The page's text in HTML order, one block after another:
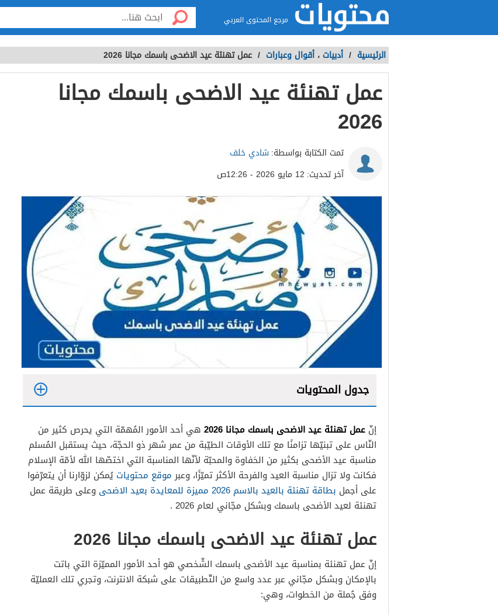
مرجع المحتوى العربي
الرئيسية / أدبيات ، أقوال وعبارات / عمل تهنئة عيد الاضحى باسمك مجانا 2026
عمل تهنئة عيد الاضحى باسمك مجانا
2026
تمت الكتابة بواسطة:شادي خلف
آخر تحديث: 12 مايو 2026 - 12:26ص
جدول المحتويات
إنّ عمل تهنئة عيد الاضحى باسمك مجانا 2026
هي أحد الأمور المُهمّة التي يحرص كثير من
النّاس على تبنيّها تزامنًا مع تلك الأوقات الطيّبة من عمر شهر ذو الحجّة، حيث يستقبل المُسلم
مناسبة عيد الأضحى بكثير من الحَفاوة والمحبّة لأنّها المناسبة التي اختصّها الله لأمّة الإسلام
فكانت ولا تزال مناسبة العيد والفرحة الأكثر تميّزًا، وعبرموقع محتويات يُمكن لزوّارنا أن يتعرّفوا
على أجمل بطاقة تهنئة بالعيد بالاسم 2026 مميزة للمعايدة بعيد الاضحى
وعلى طريقة عمل
تهنئة لعيد الأضحى باسمك وبشكل مجّاني لعام 2026 .
عمل تهنئة عيد الاضحى باسمك مجانا 2026
إنّ عمل تهنئة بمناسبة عيد الأضحى باسمك الشّخصي هو أحد الأمور المميّزة التي باتت
بالإمكان وبشكل مجّاني عبر عدد واسع من التّطبيقات على شبكة الانترنت، وتجري تلك العمليّة
وفق جُملة من الخطوات، وهي: